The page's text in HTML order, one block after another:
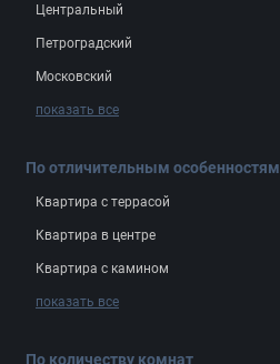
Центральный
Петроградский
Московский
показать все
По отличительным особенностям
Квартира с террасой
Квартира в центре
Квартира с камином
показать все
По количеству комнат